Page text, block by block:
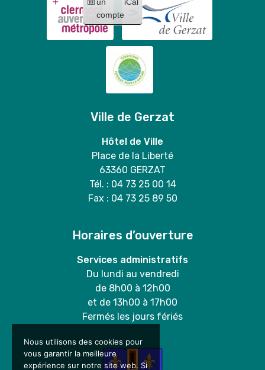
compte
Ville de Gerzat
Hôtel de Ville
Place de la Liberté
63360 GERZAT
Tél. : 04 73 25 00 14
Fax : 04 73 25 89 50
Horaires d’ouverture
Services administratifs
Du lundi au vendredi
de 8h00 à 12h00
et de 13h00 à 17h00
Fermés les jours fériés
Nous utilisons des cookies pour
vous garantir la meilleure
expérience sur notre site web. Si